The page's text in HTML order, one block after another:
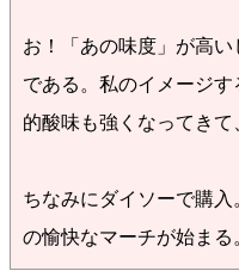
お！「あの味度」が高
である。私のイメージ
的酸味も強くなってきて
ちなみにダイソーで購
の愉快なマーチが始まる